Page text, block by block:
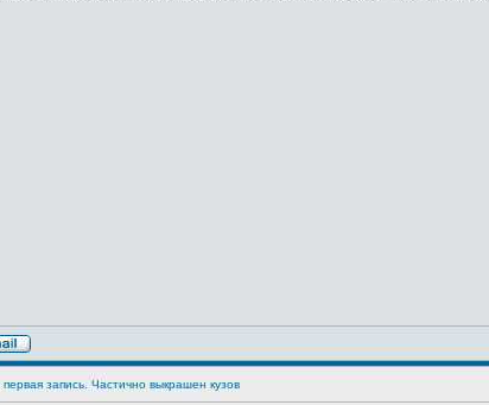
первая запись. Частично выкрашен кузов